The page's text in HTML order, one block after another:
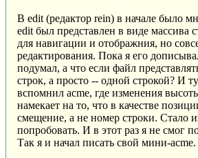
В edit (редактор rein) в начале было
edit был представлен в виде массива
для навигации и отображния, но
редактирования. Пока я его
подумал, а что если файл
строк, а просто -- одной строкой? И
вспомнил acme, где изменения
намекает на то, что в качестве
смещение, а не номер строки. Стало
попробовать. И в этот раз я не смог
Так я и начал писать свой мини-acme.